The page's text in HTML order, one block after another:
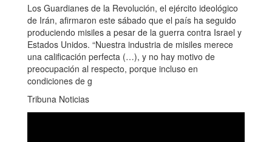
Los Guardianes de la Revolución, el ejército ideológico
de Irán, afirmaron este sábado que el país ha seguido
produciendo misiles a pesar de la guerra contra Israel y
Estados Unidos. “Nuestra industria de misiles merece
una calificación perfecta (…), y no hay motivo de
preocupación al respecto, porque incluso en
condiciones de g
Tribuna Noticias